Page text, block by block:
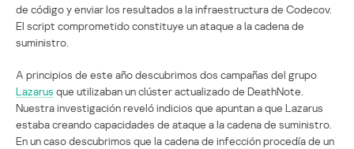
de código y enviar los resultados a la infraestructura de Codecov.
El script comprometido constituye un ataque a la cadena de
suministro.
A principios de este año descubrimos dos campañas del grupo
Lazarus que utilizaban un clúster actualizado de DeathNote.
Nuestra investigación reveló indicios que apuntan a que Lazarus
estaba creando capacidades de ataque a la cadena de suministro.
En un caso descubrimos que la cadena de infección procedía de un